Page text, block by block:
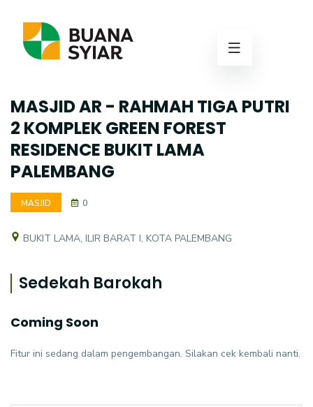
MASJID AR - RAHMAH TIGA PUTRI
2 KOMPLEK GREEN FOREST
RESIDENCE BUKIT LAMA
PALEMBANG
MASJID 0
BUKIT LAMA, ILIR BARAT I, KOTA PALEMBANG
Sedekah Barokah
Coming Soon
Fitur ini sedang dalam pengembangan. Silakan cek kembali nanti.